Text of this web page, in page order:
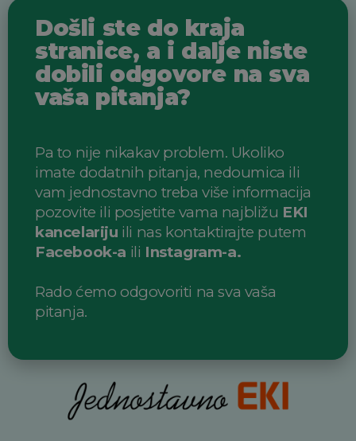
Došli ste do kraja
stranice, a i dalje niste
dobili odgovore na sva
vaša pitanja?
Pa to nije nikakav problem. Ukoliko
imate dodatnih pitanja, nedoumica ili
vam jednostavno treba više informacija
pozovite ili posjetite vama najbližu EKI
kancelariju ili nas kontaktirajte putem
Facebook-a ili Instagram-a.
Rado ćemo odgovoriti na sva vaša
pitanja.